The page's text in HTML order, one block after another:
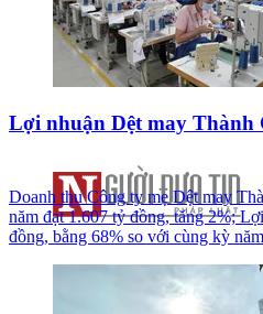
Lợi nhuận Dệt may Thành
Doanh thu Công ty mẹ Dệt may
năm đạt 1.607 tỷ đồng, tăng 2%;
đồng, bằng 68% so với cùng kỳ